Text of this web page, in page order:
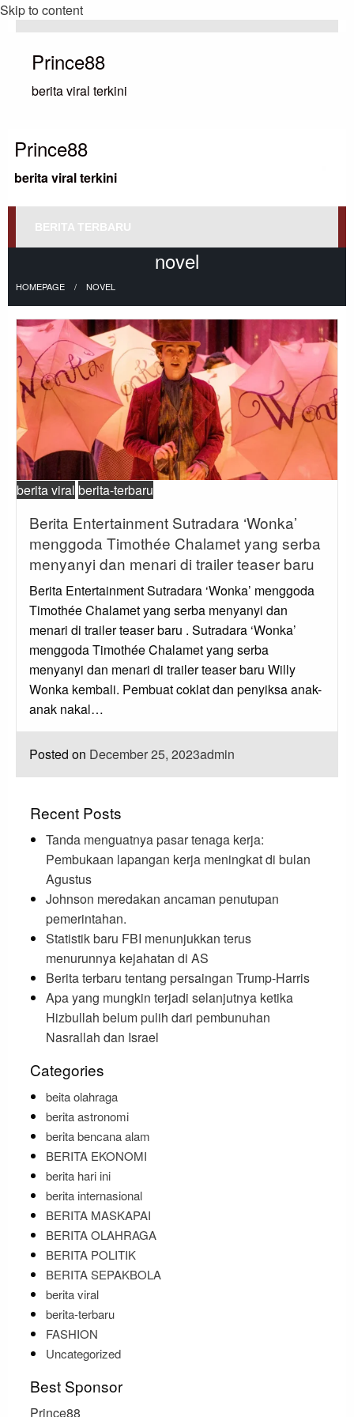
Skip to content
Prince88
berita viral terkini
Prince88
berita viral terkini
BERITA TERBARU
novel
HOMEPAGE NOVEL
berita viral berita-terbaru
Berita Entertainment Sutradara ‘Wonka’
menggoda Timothée Chalamet yang serba
menyanyi dan menari di trailer teaser baru
Berita Entertainment Sutradara ‘Wonka’ menggoda
Timothée Chalamet yang serba menyanyi dan
menari di trailer teaser baru . Sutradara ‘Wonka’
menggoda Timothée Chalamet yang serba
menyanyi dan menari di trailer teaser baru Willy
Wonka kembali. Pembuat coklat dan penyiksa anak-
anak nakal…
Posted on December 25, 2023admin
Recent Posts
Tanda menguatnya pasar tenaga kerja:
Pembukaan lapangan kerja meningkat di bulan
Agustus
Johnson meredakan ancaman penutupan
pemerintahan.
Statistik baru FBI menunjukkan terus
menurunnya kejahatan di AS
Berita terbaru tentang persaingan Trump-Harris
Apa yang mungkin terjadi selanjutnya ketika
Hizbullah belum pulih dari pembunuhan
Nasrallah dan Israel
Categories
beita olahraga
berita astronomi
berita bencana alam
BERITA EKONOMI
berita hari ini
berita internasional
BERITA MASKAPAI
BERITA OLAHRAGA
BERITA POLITIK
BERITA SEPAKBOLA
berita viral
berita-terbaru
FASHION
Uncategorized
Best Sponsor
Prince88